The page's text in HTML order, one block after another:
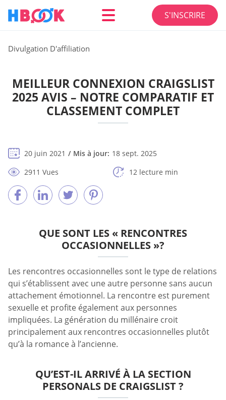
S'INSCRIRE
Divulgation D'affiliation
MEILLEUR CONNEXION CRAIGSLIST
2025 AVIS – NOTRE COMPARATIF ET
CLASSEMENT COMPLET
20 juin 2021 Mis à jour: 18 sept. 2025
2911 Vues
12 lecture min
QUE SONT LES « RENCONTRES
OCCASIONNELLES »?
Les rencontres occasionnelles sont le type de relations
qui s’établissent avec une autre personne sans aucun
attachement émotionnel. La rencontre est purement
sexuelle et profite également aux personnes
impliquées. La génération du millénaire croit
principalement aux rencontres occasionnelles plutôt
qu’à la romance à l’ancienne.
QU’EST-IL ARRIVÉ À LA SECTION
PERSONALS DE CRAIGSLIST ?